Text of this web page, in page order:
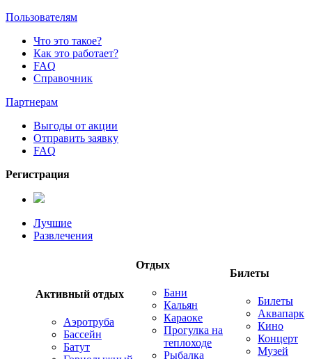
Пользователям
Что это такое?
Как это работает?
FAQ
Справочник
Партнерам
Выгоды от акции
Отправить заявку
FAQ
Регистрация
Лучшие
Развлечения
Активный отдых
Аэротруба
Бассейн
Батут
Отдых
Бани
Кальян
Караоке
Прогулка на
теплоходе
Рыбалка
Билеты
Билеты
Аквапарк
Кино
Концерт
Музей